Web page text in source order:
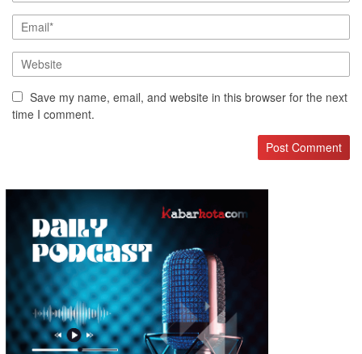
Save my name, email, and website in this browser for the next
time I comment.